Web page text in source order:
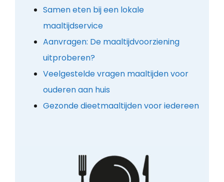
Samen eten bij een lokale
maaltijdservice
Aanvragen: De maaltijdvoorziening
uitproberen?
Veelgestelde vragen maaltijden voor
ouderen aan huis
Gezonde dieetmaaltijden voor iedereen